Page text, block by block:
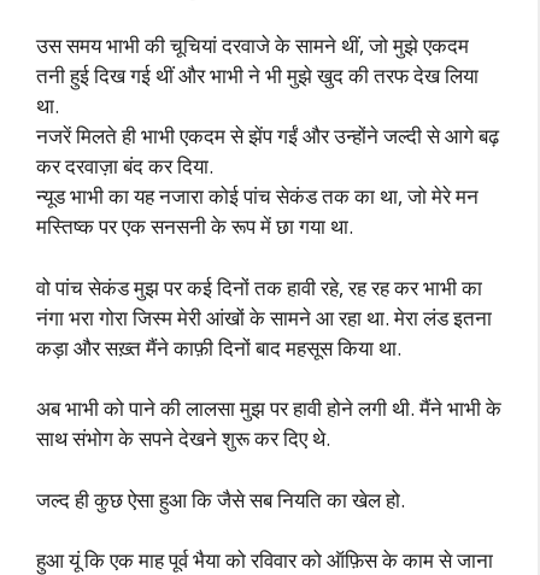
उस समय भाभी की चूचियां दरवाजे के सामने थीं, जो मुझे एकदम
तनी हुई दिख गई थीं और भाभी ने भी मुझे खुद की तरफ देख लिया
था.
नजरें मिलते ही भाभी एकदम से झेंप गईं और उन्होंने जल्दी से आगे बढ़
कर दरवाज़ा बंद कर दिया.
न्यूड भाभी का यह नजारा कोई पांच सेकंड तक का था, जो मेरे मन
मस्तिष्क पर एक सनसनी के रूप में छा गया था.
वो पांच सेकंड मुझ पर कई दिनों तक हावी रहे, रह रह कर भाभी का
नंगा भरा गोरा जिस्म मेरी आंखों के सामने आ रहा था. मेरा लंड इतना
कड़ा और सख़्त मैंने काफ़ी दिनों बाद महसूस किया था.
अब भाभी को पाने की लालसा मुझ पर हावी होने लगी थी. मैंने भाभी के
साथ संभोग के सपने देखने शुरू कर दिए थे.
जल्द ही कुछ ऐसा हुआ कि जैसे सब नियति का खेल हो.
हुआ यूं कि एक माह पूर्व भैया को रविवार को ऑफ़िस के काम से जाना